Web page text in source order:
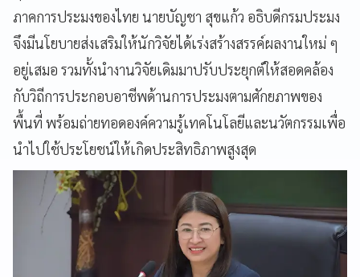
ภาคการประมงของไทย นายบัญชา สุขแก้ว อธิบดีกรมประมง
จึงมีนโยบายส่งเสริมให้นักวิจัยได้เร่งสร้างสรรค์ผลงานใหม่ ๆ
อยู่เสมอ รวมทั้งนำงานวิจัยเดิมมาปรับประยุกต์ให้สอดคล้อง
กับวิถีการประกอบอาชีพด้านการประมงตามศักยภาพของ
พื้นที่ พร้อมถ่ายทอดองค์ความรู้เทคโนโลยีและนวัตกรรมเพื่อ
นำไปใช้ประโยชน์ให้เกิดประสิทธิภาพสูงสุด